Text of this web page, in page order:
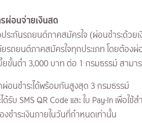
รผ่อนจ่ายเงินสด
ระกันรถยนต์ภาคสมัครใจ (ผ่อนชำระด้วยเ
ยรถยนต์ภาคสมัครใจทุกประเภท โดยต้อง
ยขั้นต่ำ 3,000 บาท ต่อ 1 กรมธรรม์ สามา
ผ่อนชำระได้พร้อมกันสูงสุด 3 กรมธรรม์
ด้รับ SMS QR Code และ ใบ Pay-In เพื่อใช้
ชำระเงินภายในวันที่กำหนดเท่านั้น